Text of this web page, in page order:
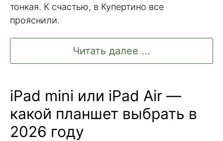
тонкая. К счастью, в Купертино все
прояснили.
Читать далее ...
iPad mini или iPad Air —
какой планшет выбрать в
2026 году